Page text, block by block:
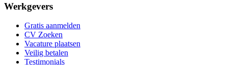
Werkgevers
Gratis aanmelden
CV Zoeken
Vacature plaatsen
Veilig betalen
Testimonials